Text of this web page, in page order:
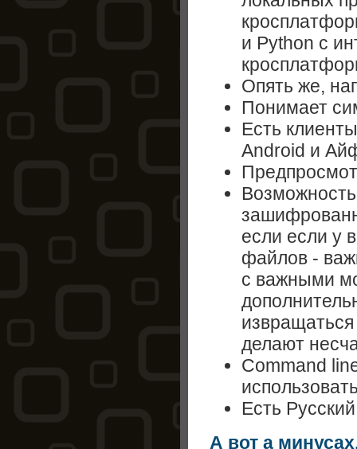
и Python c
Опять же,
Понимает
Есть
Android и
если если у
файлов -
с важными
делают
Command
Есть
А вот а